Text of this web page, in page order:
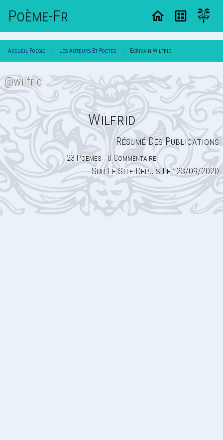
Poème-Fr
Accueil Poesie Les Auteurs Et Poetes Ecrivain Wilfrid
Wilfrid
@wilfrid
Résumé Des Publications
23 Poemes - 0 Commentaire
Sur Le Site Depuis Le : 23/09/2020